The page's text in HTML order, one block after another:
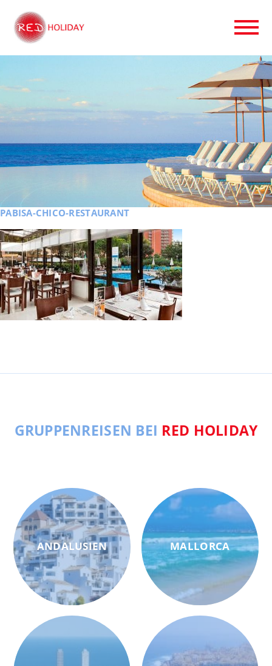
PABISA-CHICO-RESTAURANT
GRUPPENREISEN BEI RED HOLIDAY
ANDALUSIEN MALLORCA